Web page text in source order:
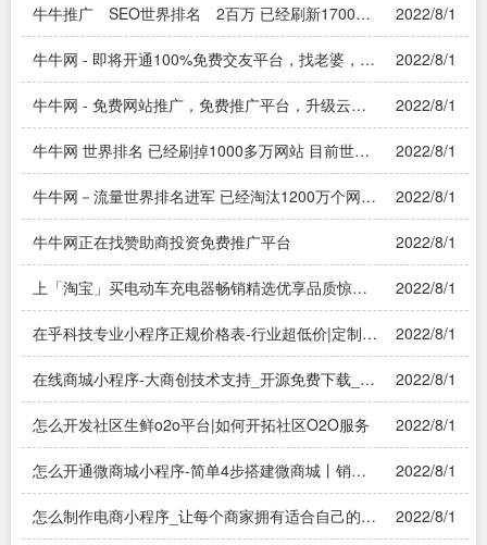
牛牛推广 SEO世界排名 2百万 已经刷新1700多
万个网站
2022/8/1
牛牛网 - 即将开通100%免费交友平台，找老婆，找
情人，请上蜂蚂免费交友平台
2022/8/1
牛牛网 - 免费网站推广，免费推广平台，升级云主
机了！！！
2022/8/1
牛牛网 世界排名 已经刷掉1000多万网站 目前世界
排名在200万
2022/8/1
牛牛网－流量世界排名进军 已经淘汰1200万个网
站 靠前再次进军
2022/8/1
牛牛网正在找赞助商投资免费推广平台 2022/8/1
上「淘宝」买电动车充电器畅销精选优享品质惊喜
价格.|电动车充电器淘宝上的便宜质量一样吗
2022/8/1
在乎科技专业小程序正规价格表-行业超低价|定制开
发小程序需要多少钱？
2022/8/1
在线商城小程序-大商创技术支持_开源免费下载_快
建商城小程序|怎么创建那种小程序商城？
2022/8/1
怎么开发社区生鲜o2o平台|如何开拓社区O2O服务 2022/8/1
怎么开通微商城小程序-简单4步搭建微商城丨销客
多|微商城开通的方法？
2022/8/1
怎么制作电商小程序_让每个商家拥有适合自己的小
程序|如何制作微信 电商小程序——溯源系统
2022/8/1